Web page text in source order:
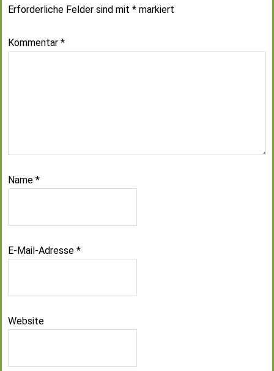
Erforderliche Felder sind mit * markiert
Kommentar *
Name *
E-Mail-Adresse *
Website